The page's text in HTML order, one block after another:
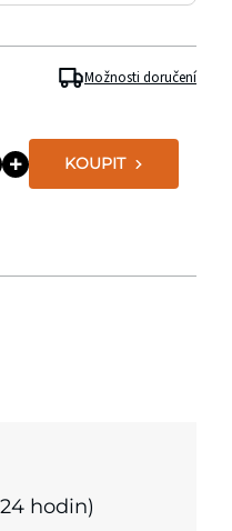
KOUPIT
Možnosti doručení
hodin)